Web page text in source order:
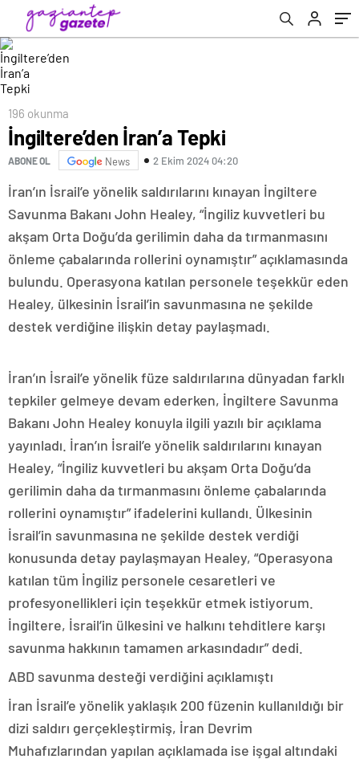
196 okunma
İngiltere’den İran’a Tepki
ABONE OL News 2 Ekim 2024 04:20
İran’ın İsrail’e yönelik saldırılarını kınayan İngiltere
Savunma Bakanı John Healey, “İngiliz kuvvetleri bu
akşam Orta Doğu’da gerilimin daha da tırmanmasını
önleme çabalarında rollerini oynamıştır” açıklamasında
bulundu. Operasyona katılan personele teşekkür eden
Healey, ülkesinin İsrail’in savunmasına ne şekilde
destek verdiğine ilişkin detay paylaşmadı.
İran’ın İsrail’e yönelik füze saldırılarına dünyadan farklı
tepkiler gelmeye devam ederken, İngiltere Savunma
Bakanı John Healey konuyla ilgili yazılı bir açıklama
yayınladı. İran’ın İsrail’e yönelik saldırılarını kınayan
Healey, “İngiliz kuvvetleri bu akşam Orta Doğu’da
gerilimin daha da tırmanmasını önleme çabalarında
rollerini oynamıştır” ifadelerini kullandı. Ülkesinin
İsrail’in savunmasına ne şekilde destek verdiği
konusunda detay paylaşmayan Healey, “Operasyona
katılan tüm İngiliz personele cesaretleri ve
profesyonellikleri için teşekkür etmek istiyorum.
İngiltere, İsrail’in ülkesini ve halkını tehditlere karşı
savunma hakkının tamamen arkasındadır” dedi.
ABD savunma desteği verdiğini açıklamıştı
İran İsrail’e yönelik yaklaşık 200 füzenin kullanıldığı bir
dizi saldırı gerçekleştirmiş, İran Devrim
Muhafızlarından yapılan açıklamada ise işgal altındaki